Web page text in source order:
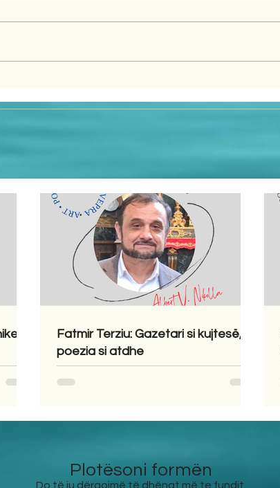
Fatmir Terziu: Gazetari si kujtesë,
poezia si atdhe
Plotësoni formën
Do të ju dërgojmë të dhënat më te fundit.